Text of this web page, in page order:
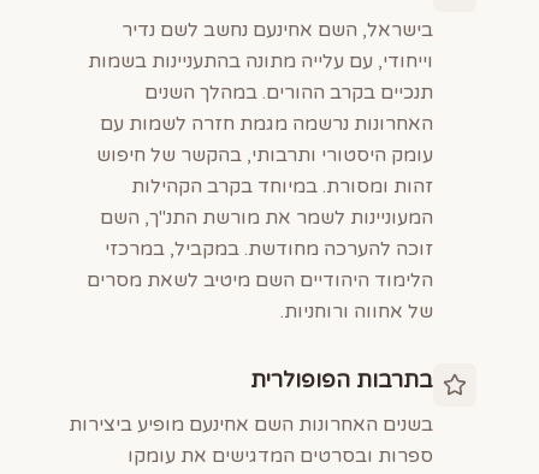
בישראל, השם אחינעם נחשב לשם נדיר
וייחודי, עם עלייה מתונה בהתעניינות בשמות
תנכיים בקרב ההורים. במהלך השנים
האחרונות נרשמה מגמת חזרה לשמות עם
עומק היסטורי ותרבותי, בהקשר של חיפוש
זהות ומסורת. במיוחד בקרב הקהילות
המעוניינות לשמר את מורשת התנ"ך, השם
זוכה להערכה מחודשת. במקביל, במרכזי
הלימוד היהודיים השם מיטיב לשאת מסרים
של אחווה ורוחניות.
בתרבות הפופולרית
בשנים האחרונות השם אחינעם מופיע ביצירות
ספרות ובסרטים המדגישים את עומקו